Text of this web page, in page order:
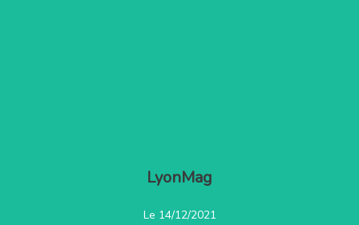
LyonMag
Le 14/12/2021